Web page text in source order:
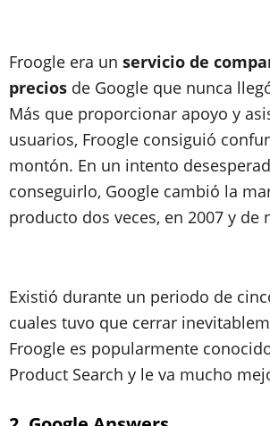
Froogle era un servicio de
precios de Google que nunca
Más que proporcionar apoyo y
usuarios, Froogle consiguió
montón. En un intento
conseguirlo, Google cambió la
producto dos veces, en 2007 y de
Existió durante un periodo de
cuales tuvo que cerrar
Froogle es popularmente
Product Search y le va mucho